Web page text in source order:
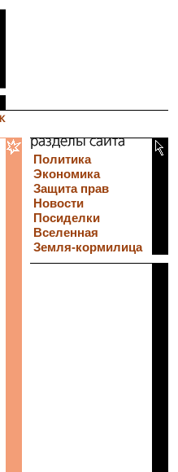
Политика
Экономика
Защита прав
Новости
Посиделки
Вселенная
Земля-кормилица